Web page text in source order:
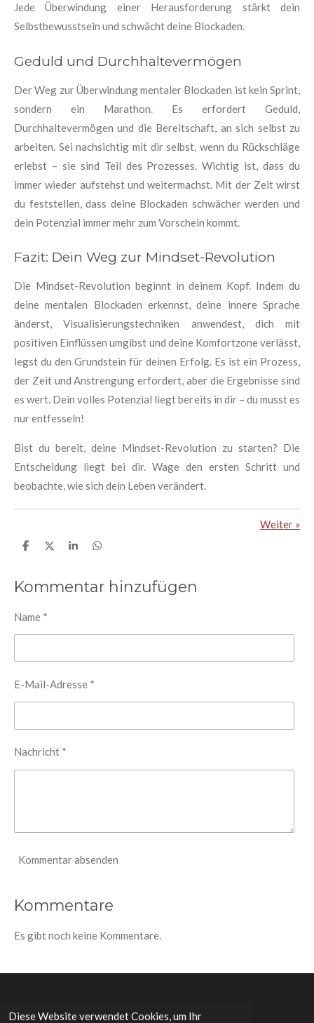
Diese Website verwendet Cookies, um Ihr
Jede Überwindung einer Herausforderung stärkt dein
Selbstbewusstsein und schwächt deine Blockaden.
Geduld und Durchhaltevermögen
Der Weg zur Überwindung mentaler Blockaden ist kein Sprint,
sondern ein Marathon. Es erfordert Geduld,
Durchhaltevermögen und die Bereitschaft, an sich selbst zu
arbeiten. Sei nachsichtig mit dir selbst, wenn du Rückschläge
erlebst – sie sind Teil des Prozesses. Wichtig ist, dass du
immer wieder aufstehst und weitermachst. Mit der Zeit wirst
du feststellen, dass deine Blockaden schwächer werden und
dein Potenzial immer mehr zum Vorschein kommt.
Fazit: Dein Weg zur Mindset-Revolution
Die Mindset-Revolution beginnt in deinem Kopf. Indem du
deine mentalen Blockaden erkennst, deine innere Sprache
änderst, Visualisierungstechniken anwendest, dich mit
positiven Einflüssen umgibst und deine Komfortzone verlässt,
legst du den Grundstein für deinen Erfolg. Es ist ein Prozess,
der Zeit und Anstrengung erfordert, aber die Ergebnisse sind
es wert. Dein volles Potenzial liegt bereits in dir – du musst es
nur entfesseln!
Bist du bereit, deine Mindset-Revolution zu starten? Die
Entscheidung liegt bei dir. Wage den ersten Schritt und
beobachte, wie sich dein Leben verändert.
Weiter »
T
e
T
e
T
e
T
e
Kommentar hinzufügen
Name *
E-Mail-Adresse *
Nachricht *
Kommentar absenden
Kommentare
Es gibt noch keine Kommentare.
© 2021 - 2026 Maxim Pack